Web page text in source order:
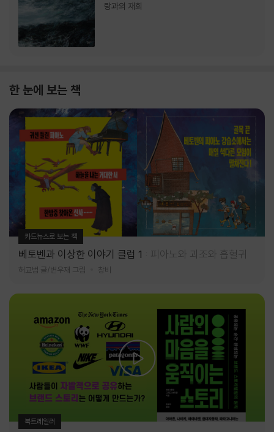
랑과의 재회
한 눈에 보는 책
카드뉴스로 보는 책
베토벤과 이상한 이야기 클럽 1 피아노와 괴조와 흡혈귀
허교범 글/변우재 그림 창비
북트레일러